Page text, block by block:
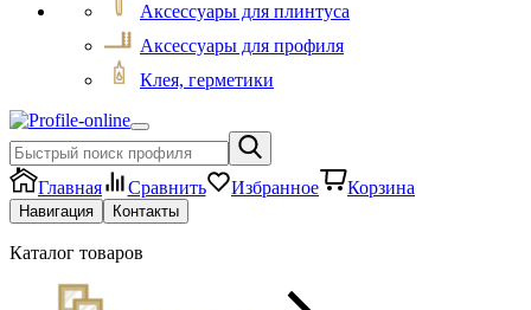
Аксессуары для плинтуса
Аксессуары для профиля
Клея, герметики
Главная Сравнить Избранное Корзина
Навигация Контакты
Каталог товаров